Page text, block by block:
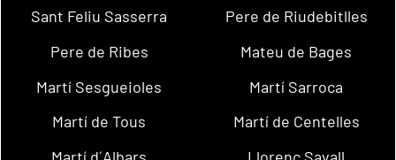
Sant Feliu Sasserra
Pere de Riudebitlles
Pere de Ribes
Mateu de Bages
Martí Sesgueioles
Martí Sarroca
Martí de Tous
Martí de Centelles